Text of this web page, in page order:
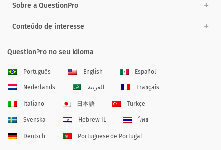
Sobre a QuestionPro
Conteúdo de interesse
QuestionPro no seu idioma
Português English Español
Nederlands العربية Français
Italiano 日本語 Türkçe
Svenska Hebrew IL ไทย
Deutsch Portuguese de Portugal